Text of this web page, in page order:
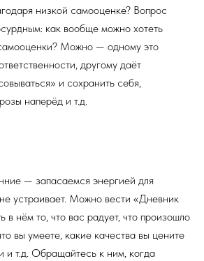
низкой самооценке? Вопрос
как вообще можно хотеть
Можно — одному это
другому даёт
и сохранить себя,
наперёд и т.д.
— запасаемся энергией для
устраивает. Можно вести «Дневник
в нём то, что вас радует, что произошло
вы умеете, какие качества вы цените
и т.д. Обращайтесь к ним, когда